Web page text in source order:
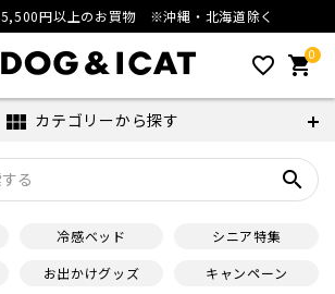
5,500円以上のお買物 ※沖縄・北海道除く
favorite_outline 0
shopping_cart
view_module カテゴリーから探す
search
冷感ベッド
シニア特集
お出かけグッズ キャンペーン